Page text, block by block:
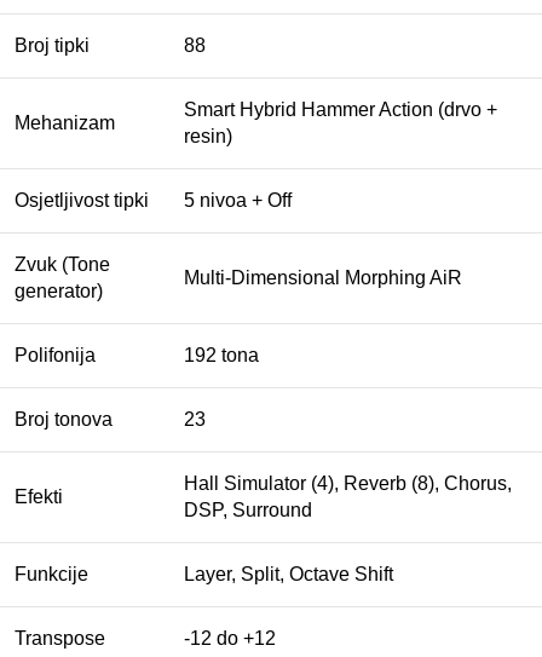
Broj tipki 88
Mehanizam
Smart Hybrid Hammer Action (drvo +
resin)
Osjetljivost tipki 5 nivoa + Off
Zvuk (Tone
generator)
Multi-Dimensional Morphing AiR
Polifonija 192 tona
Broj tonova 23
Efekti
Hall Simulator (4), Reverb (8), Chorus,
DSP, Surround
Funkcije Layer, Split, Octave Shift
Transpose -12 do +12